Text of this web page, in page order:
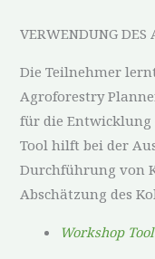
VERWENDUNG DES
Die Teilnehmer
Agroforestry
für die Entwicklung
Tool hilft bei der
Durchführung von
Abschätzung des
Workshop